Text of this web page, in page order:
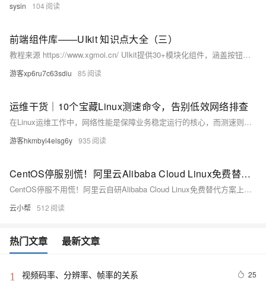
sysin 104
前端组件库——UIkit 知识点大全（三）
教程来源 https://www.xgmoi.cn/ UIkit提供30+模块化组件，涵盖按钮、图标、徽章等基础元素；导航栏、面包屑、分页等导航组件；卡片、容器、面板等布局工具；表单控件、模态框、提示框等交互元素；以及表格、列表等数据展示组件，全面支撑响应式网页开发。
游客xp6ru7c63sdiu 85
运维干货｜10个宝藏Linux测速命令，告别低效网络排查
在Linux运维工作中，网络性能是保障业务稳定运行的核心，而测速则是排查网络问题、优化网络质量的基础操作。提到Linux测网速，绝大多数新手只会用ping命令判断网络通断，却不知ping仅能测试延迟和丢包率，无法全面反映带宽、流量、进程占用等关键信息。其实，掌握以下10个测速相关命令，就能轻松完成从“网络小白”到“运维专家”的蜕变，高效应对各类网络场景测试需求。
游客hkmbyl4elsg6y 935
CentOS停服别慌！阿里云Alibaba Cloud Linux免费替代方案来了
CentOS停服不用慌！阿里云自研Alibaba Cloud Linux免费替代方案上线，官网：https://t.aliyun.com/U/KReVDn 阿里云自研Linux 100%免费、十年长周期支持、深度适配ECS，兼容CentOS/RHEL生态，启动更快、性能更强、热补丁免重启，已广泛用于AI、大数据、容器等场景。
云小帮 512
热门文章 最新文章
1 视频码率、分辨率、帧率的关系 25